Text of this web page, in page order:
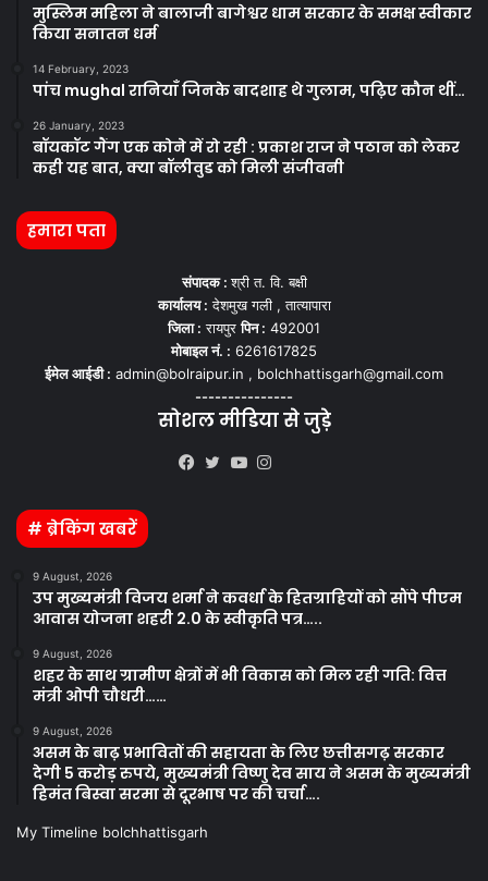
मुस्लिम महिला ने बालाजी बागेश्वर धाम सरकार के समक्ष स्वीकार
किया सनातन धर्म
14 February, 2023
पांच mughal रानियाँ जिनके बादशाह थे गुलाम, पढ़िए कौन थीं…
26 January, 2023
बॉयकॉट गैंग एक कोने में रो रही : प्रकाश राज ने पठान को लेकर
कही यह बात, क्या बॉलीवुड को मिली संजीवनी
हमारा पता
संपादक :श्री त. वि. बक्षी
कार्यालय : देशमुख गली , तात्यापारा
जिला : रायपुरपिन : 492001
मोबाइल नं. : 6261617825
ईमेल आईडी : admin@bolraipur.in , bolchhattisgarh@gmail.com
---------------
सोशल मीडिया से जुड़े
# ब्रेकिंग खबरें
9 August, 2026
उप मुख्यमंत्री विजय शर्मा ने कवर्धा के हितग्राहियों को सौंपे पीएम
आवास योजना शहरी 2.0 के स्वीकृति पत्र…..
9 August, 2026
शहर के साथ ग्रामीण क्षेत्रों में भी विकास को मिल रही गति: वित्त
मंत्री ओपी चौधरी……
9 August, 2026
असम के बाढ़ प्रभावितों की सहायता के लिए छत्तीसगढ़ सरकार
देगी 5 करोड़ रुपये, मुख्यमंत्री विष्णु देव साय ने असम के मुख्यमंत्री
हिमंत बिस्वा सरमा से दूरभाष पर की चर्चा….
My Timeline bolchhattisgarh